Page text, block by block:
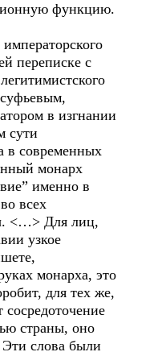
функцию.
переписке с
в изгнании
сути
в современных
монарх
именно в
всех
<…> Для лиц,
узкое
монарха, это
для тех же,
страны, оно
слова были